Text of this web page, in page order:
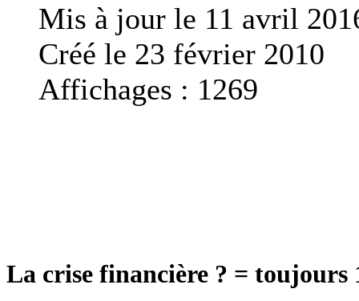
Mis à jour le 11 avril
Créé le 23 février 2010
Affichages : 1269
La crise financière ? = toujours